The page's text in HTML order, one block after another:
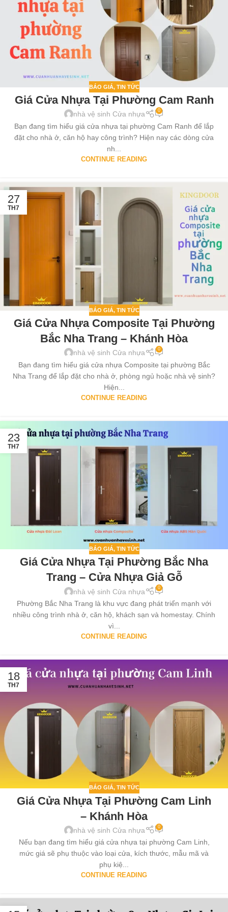
BÁO GIÁ, TIN TỨC
Giá Cửa Nhựa Tại Phường Cam Ranh
nhà vệ sinh Cửa nhựa 0
Bạn đang tìm hiểu giá cửa nhựa tại phường Cam Ranh để lắp
đặt cho nhà ở, căn hộ hay công trình? Hiện nay các dòng cửa
nh...
CONTINUE READING
27
TH7
BÁO GIÁ, TIN TỨC
Giá Cửa Nhựa Composite Tại Phường
Bắc Nha Trang – Khánh Hòa
nhà vệ sinh Cửa nhựa 0
Bạn đang tìm hiểu giá cửa nhựa Composite tại phường Bắc
Nha Trang để lắp đặt cho nhà ở, phòng ngủ hoặc nhà vệ sinh?
Hiện...
CONTINUE READING
23
TH7
BÁO GIÁ, TIN TỨC
Giá Cửa Nhựa Tại Phường Bắc Nha
Trang – Cửa Nhựa Giả Gỗ
nhà vệ sinh Cửa nhựa 0
Phường Bắc Nha Trang là khu vực đang phát triển mạnh với
nhiều công trình nhà ở, căn hộ, khách sạn và homestay. Chính
vì...
CONTINUE READING
18
TH7
BÁO GIÁ, TIN TỨC
Giá Cửa Nhựa Tại Phường Cam Linh
– Khánh Hòa
nhà vệ sinh Cửa nhựa 0
Nếu bạn đang tìm hiểu giá cửa nhựa tại phường Cam Linh,
mức giá sẽ phụ thuộc vào loại cửa, kích thước, mẫu mã và
phụ kiệ...
CONTINUE READING